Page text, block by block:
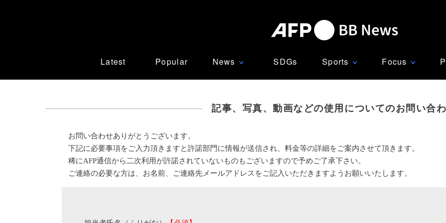
Latest Popular News ∨ SDGs Sports ∨ Focus ∨
記事、写真、動画などの使用についてのお問い合
お問い合わせありがとうございます。
下記に必要事項をご入力頂きますと許諾部門に情報が送信され、料金等の詳細をご案内させて頂きます。
稀にAFP通信から二次利用が許諾されていないものもございますので予めご了承下さい。
ご連絡の必要な方は、お名前、ご連絡先メールアドレスをご記入いただきますようお願いいたします。